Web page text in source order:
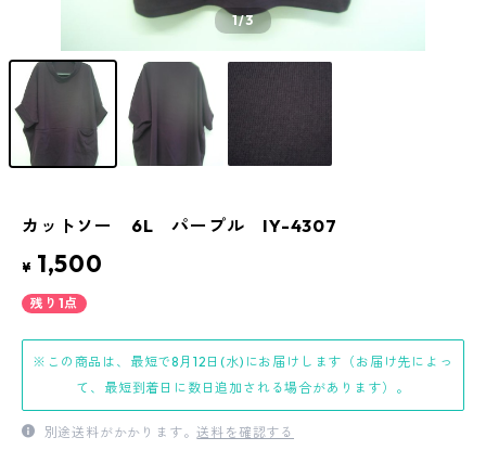
1/3
カットソー 6L パープル IY-4307
¥ 1,500
残り1点
※この商品は、最短で8月12日(水)にお届けします（お届け先によっ
て、最短到着日に数日追加される場合があります）。
別途送料がかかります。送料を確認する